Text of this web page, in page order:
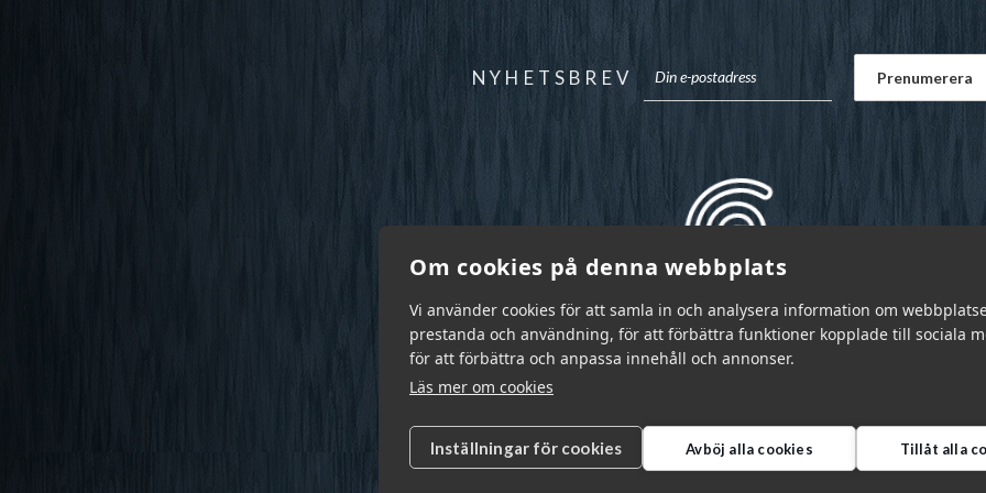
Om cookies på denna webbplats
Vi använder cookies för att samla in och analysera information om
prestanda och användning, för att förbättra funktioner kopplade till sociala
för att förbättra och anpassa innehåll och annonser.
Läs mer om cookies
Inställningar för cookies Avböj alla cookies Tillåt alla
NYHETSBREV
Garnr Sverige AB © 2026 | info@garnr.se 031 - 92